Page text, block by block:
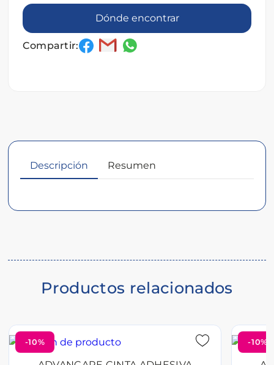
Dónde encontrar
Compartir:
Descripción Resumen
Descripción
Productos relacionados
-10% -10%